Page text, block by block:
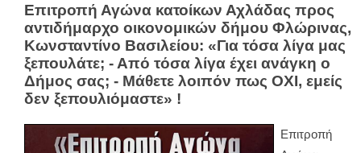
Επιτροπή Αγώνα κατοίκων Αχλάδας προς
αντιδήμαρχο οικονομικών δήμου Φλώρινας,
Κωνσταντίνο Βασιλείου: «Για τόσα λίγα μας
ξεπουλάτε; - Από τόσα λίγα έχει ανάγκη ο
Δήμος σας; - Μάθετε λοιπόν πως ΟΧΙ, εμείς
δεν ξεπουλιόμαστε» !
Eπιτροπή